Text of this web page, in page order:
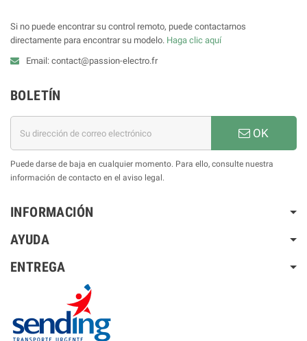
Si no puede encontrar su control remoto, puede contactarnos
directamente para encontrar su modelo. Haga clic aquí
Email: contact@passion-electro.fr
BOLETÍN
OK
Puede darse de baja en cualquier momento. Para ello, consulte nuestra
información de contacto en el aviso legal.
INFORMACIÓN
AYUDA
ENTREGA